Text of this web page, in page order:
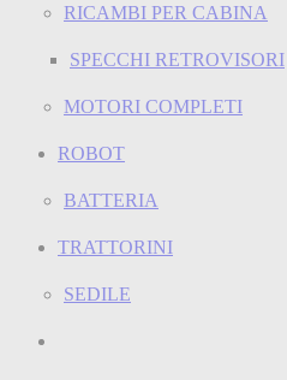
RICAMBI PER CABINA
SPECCHI RETROVISORI
MOTORI COMPLETI
ROBOT
BATTERIA
TRATTORINI
SEDILE